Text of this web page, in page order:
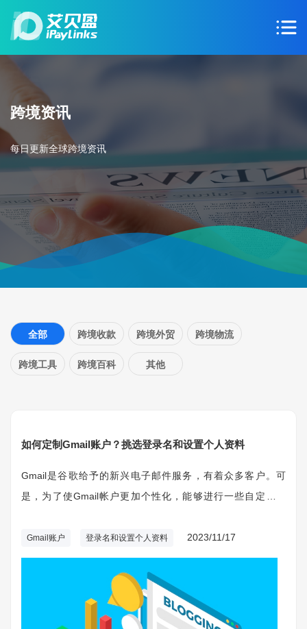
跨境资讯
每日更新全球跨境资讯
全部 跨境收款 跨境外贸 跨境物流
跨境工具 跨境百科 其他
如何定制Gmail账户？挑选登录名和设置个人资料
Gmail是谷歌给予的新兴电子邮件服务，有着众多客户。可
是，为了使Gmail帐户更加个性化，能够进行一些自定义设
签名。
Gmail账户 登录名和设置个人资料 2023/11/17